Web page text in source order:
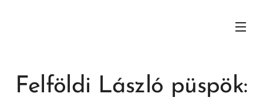
Felföldi László püspök: